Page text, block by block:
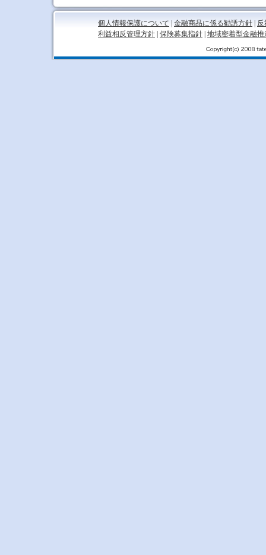
個人情報保護について 金融商品に係る勧誘方針
利益相反管理方針 保険募集指針 地域密着型金融